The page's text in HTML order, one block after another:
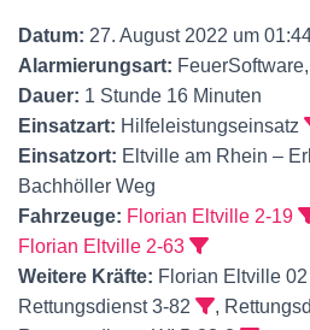
Datum: 27. August 2022 um
Alarmierungsart:
Dauer: 1 Stunde 16 Minuten
Einsatzart: Hilfeleistungseinsatz
Einsatzort: Eltville am Rhein –
Bachhöller Weg
Fahrzeuge: Florian Eltville 2-19
Florian Eltville 2-63
Weitere Kräfte: Florian Eltville 02
Rettungsdienst 3-82
,